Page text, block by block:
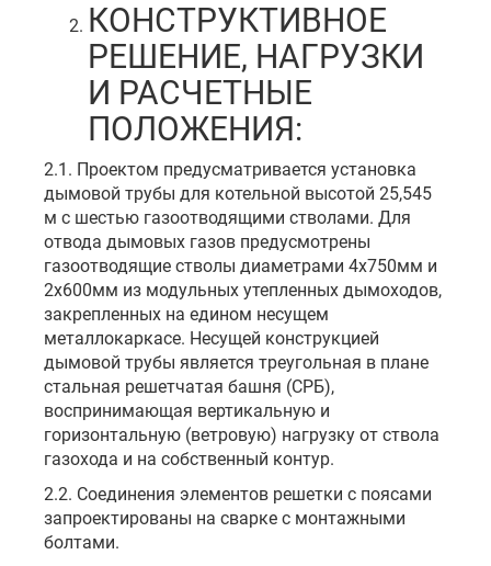
КОНСТРУКТИВНОЕ
РЕШЕНИЕ, НАГРУЗКИ
И РАСЧЕТНЫЕ
ПОЛОЖЕНИЯ:
2.1. Проектом предусматривается установка
дымовой трубы для котельной высотой 25,545
м с шестью газоотводящими стволами. Для
отвода дымовых газов предусмотрены
газоотводящие стволы диаметрами 4х750мм и
2х600мм из модульных утепленных дымоходов,
закрепленных на едином несущем
металлокаркасе. Несущей конструкцией
дымовой трубы является треугольная в плане
стальная решетчатая башня (СРБ),
воспринимающая вертикальную и
горизонтальную (ветровую) нагрузку от ствола
газохода и на собственный контур.
2.2. Соединения элементов решетки с поясами
запроектированы на сварке с монтажными
болтами.